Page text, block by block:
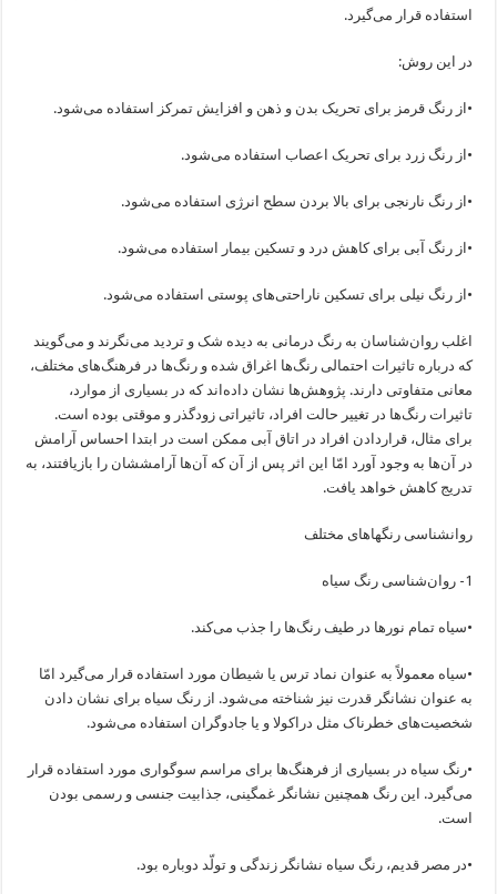
استفاده قرار می‌گیرد.
در این روش:
•از رنگ قرمز برای تحریک بدن و ذهن و افزایش تمرکز استفاده می‌شود.
•از رنگ زرد برای تحریک اعصاب استفاده می‌شود.
•از رنگ نارنجی برای بالا بردن سطح انرژی استفاده می‌شود.
•از رنگ آبی برای کاهش درد و تسکین بیمار استفاده می‌شود.
•از رنگ نیلی برای تسکین ناراحتی‌های پوستی استفاده می‌شود.
اغلب روان‌شناسان به رنگ درمانی به دیده شک و تردید می‌نگرند و می‌گویند
که درباره تاثیرات احتمالی رنگ‌ها اغراق شده و رنگ‌ها در فرهنگ‌های مختلف،
معانی متفاوتی دارند. پژوهش‌ها نشان داده‌اند که در بسیاری از موارد،
تاثیرات رنگ‌ها در تغییر حالت افراد، تاثیراتی زودگذر و موقتی بوده است.
برای مثال، قراردادن افراد در اتاق آبی ممکن است در ابتدا احساس آرامش
در آن‌ها به وجود آورد امّا این اثر پس از آن که آن‌ها آرامششان را بازیافتند، به
تدریج کاهش خواهد یافت.
روانشناسی رنگهاهای مختلف
1- روان‌شناسی رنگ سیاه
•سیاه تمام نورها در طیف رنگ‌ها را جذب می‌کند.
•سیاه معمولاً به عنوان نماد ترس یا شیطان مورد استفاده قرار می‌گیرد امّا
به عنوان نشانگر قدرت نیز شناخته می‌شود. از رنگ سیاه برای نشان دادن
شخصیت‌های خطرناک مثل دراکولا و یا جادوگران استفاده می‌شود.
•رنگ سیاه در بسیاری از فرهنگ‌ها برای مراسم سوگواری مورد استفاده قرار
می‌گیرد. این رنگ همچنین نشانگر غمگینی، جذابیت جنسی و رسمی بودن
است.
•در مصر قدیم، رنگ سیاه نشانگر زندگی و تولّد دوباره بود.